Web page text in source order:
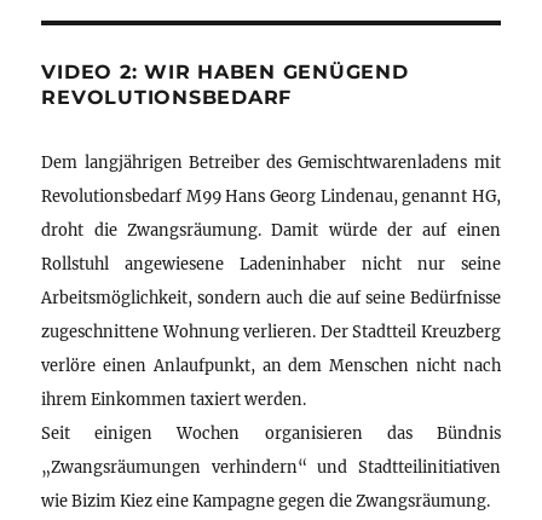
VIDEO 2: WIR HABEN GENÜGEND
REVOLUTIONSBEDARF
Dem langjährigen Betreiber des Gemischtwarenladens mit
Revolutionsbedarf M99 Hans Georg Lindenau, genannt HG,
droht die Zwangsräumung. Damit würde der auf einen
Rollstuhl angewiesene Ladeninhaber nicht nur seine
Arbeitsmöglichkeit, sondern auch die auf seine Bedürfnisse
zugeschnittene Wohnung verlieren. Der Stadtteil Kreuzberg
verlöre einen Anlaufpunkt, an dem Menschen nicht nach
ihrem Einkommen taxiert werden.
Seit einigen Wochen organisieren das Bündnis
„Zwangsräumungen verhindern“ und Stadtteilinitiativen
wie Bizim Kiez eine Kampagne gegen die Zwangsräumung.